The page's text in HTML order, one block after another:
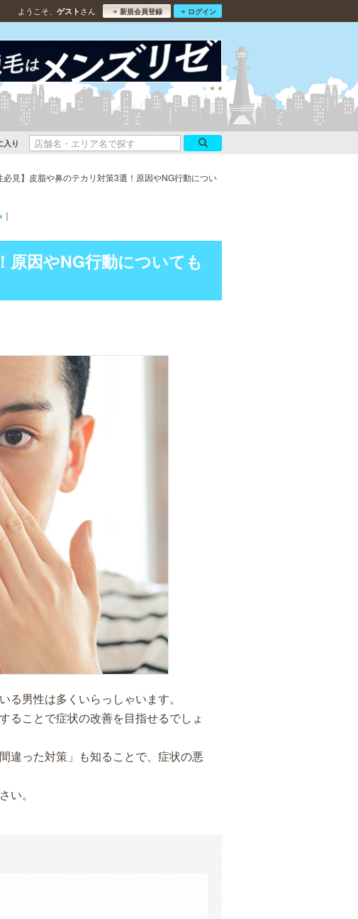
ようこそ、 ゲスト さん 新規会員登録 ログイン
入り
必見】皮脂や鼻のテカリ対策3選！原因やNG行動につい
｜
原因やNG行動についても
男性は多くいらっしゃいます。
ることで症状の改善を目指せるでしょ
違った対策」も知ることで、症状の悪
い。